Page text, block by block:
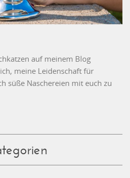
auf meinem Blog
meine Leidenschaft für
süße Naschereien mit euch zu